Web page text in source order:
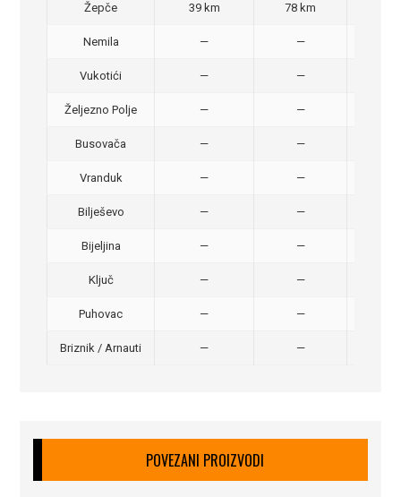
Žepče 39 km 78 km
Nemila — —
Vukotići — —
Željezno Polje — —
Busovača — —
Vranduk — —
Bilješevo — —
Bijeljina — —
Ključ — —
Puhovac — —
Briznik / Arnauti — —
POVEZANI PROIZVODI